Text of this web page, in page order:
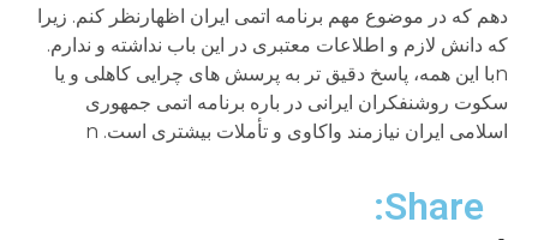
دهم که در موضوع مهم برنامه اتمی ایران اظهارنظر کنم. زیرا
که دانش لازم و اطلاعات معتبری در این باب نداشته و ندارم.
nبا این همه، پاسخ دقیق تر به پرسش های چرایی کاهلی و یا
سکوت روشنفکران ایرانی در باره برنامه اتمی جمهوری
اسلامی ایران نیازمند واکاوی و تأملات بیشتری است. n
Share: